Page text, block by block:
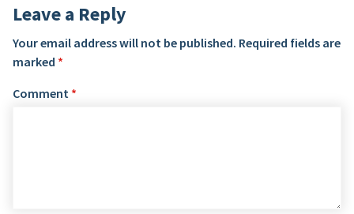
Leave a Reply
Your email address will not be published. Required fields are
marked *
Comment *